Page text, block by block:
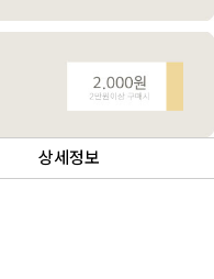
상세정보